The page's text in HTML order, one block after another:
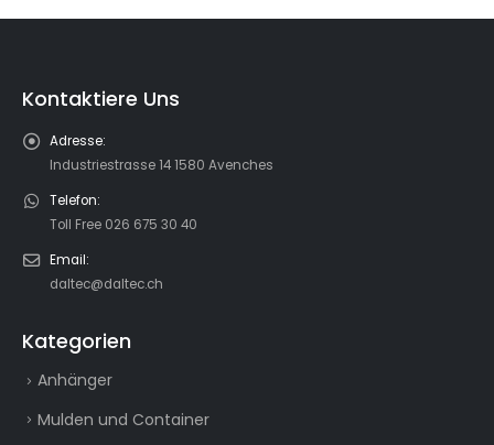
Kontaktiere Uns
Adresse:
Industriestrasse 14 1580 Avenches
Telefon:
Toll Free 026 675 30 40
Email:
daltec@daltec.ch
Kategorien
Anhänger
Mulden und Container